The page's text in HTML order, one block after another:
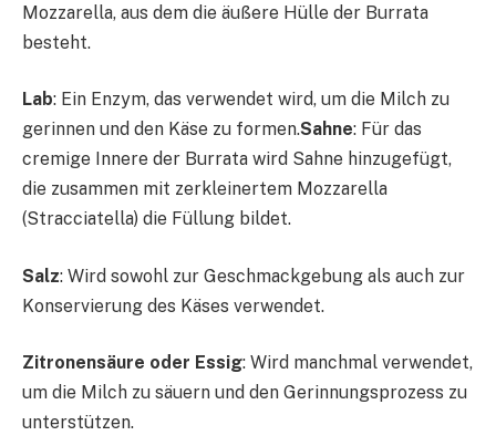
Mozzarella, aus dem die äußere Hülle der Burrata
besteht.
Lab: Ein Enzym, das verwendet wird, um die Milch zu
gerinnen und den Käse zu formen.Sahne: Für das
cremige Innere der Burrata wird Sahne hinzugefügt,
die zusammen mit zerkleinertem Mozzarella
(Stracciatella) die Füllung bildet.
Salz: Wird sowohl zur Geschmackgebung als auch zur
Konservierung des Käses verwendet.
Zitronensäure oder Essig: Wird manchmal verwendet,
um die Milch zu säuern und den Gerinnungsprozess zu
unterstützen.